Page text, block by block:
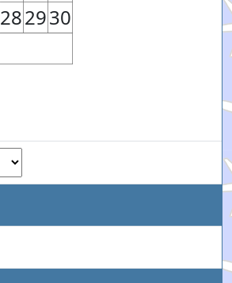
282930